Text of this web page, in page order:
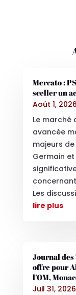
Mercato :
sceller un
Août 1, 2026
Le marché
avancée
majeurs de
Germain
Les
lire plus
Journal des
offre pour
l’OM,
Juil 31, 2026